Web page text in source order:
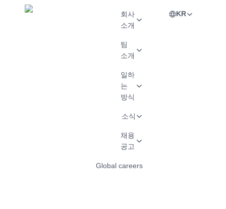
회사
소개
팀
소개
일하
는
방식
소식
채용
공고
Global careers
KR